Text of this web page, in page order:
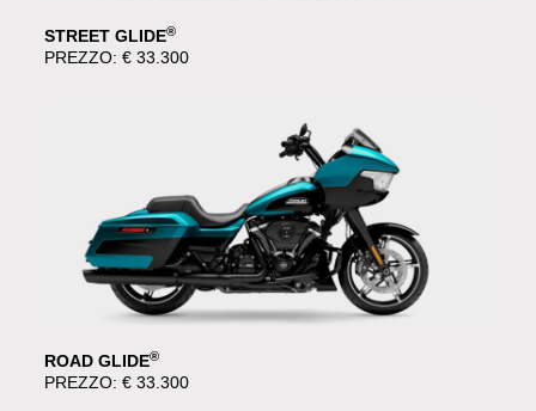
STREET GLIDE®
PREZZO: € 33.300
ROAD GLIDE®
PREZZO: € 33.300